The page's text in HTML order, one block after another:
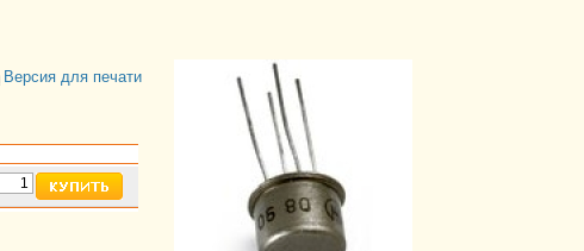
Версия для печати